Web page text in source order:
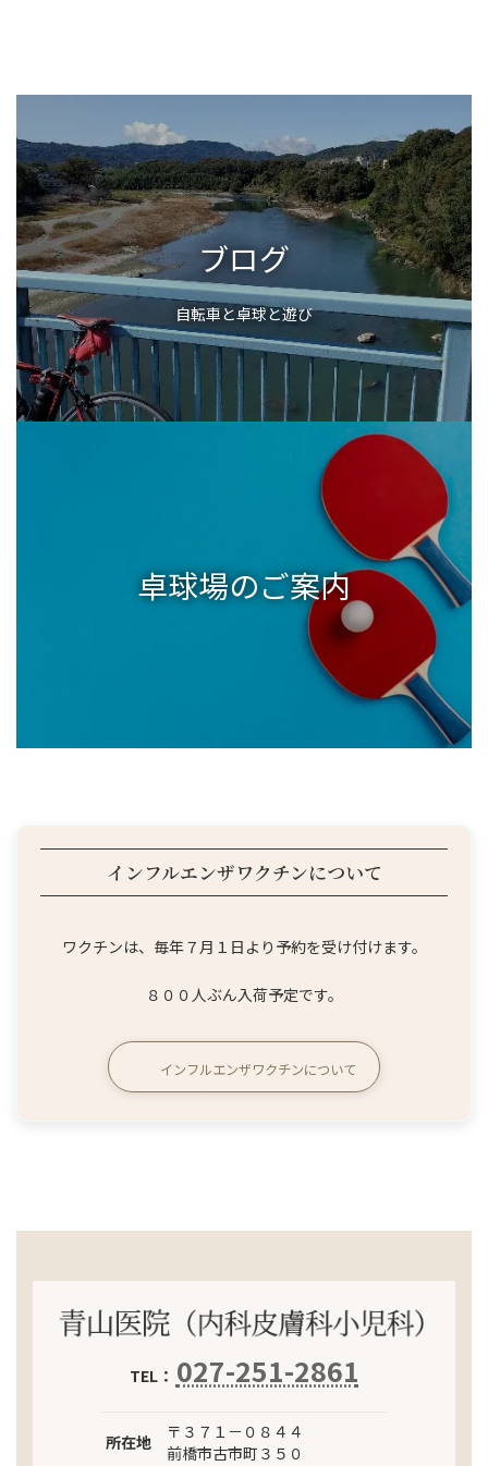
ブログ
自転車と卓球と遊び
卓球場のご案内
インフルエンザワクチンについて
ワクチンは、毎年７月１日より予約を受け付けます。
８００人ぶん入荷予定です。
インフルエンザワクチンについて
TEL： 027-251-2861
所在地
〒３７１－０８４４
前橋市古市町３５０